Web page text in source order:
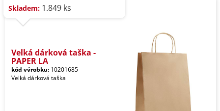
Skladem: 1.849 ks
Velká dárková taška -
PAPER LA
kód výrobku: 10201685
Velká dárková taška